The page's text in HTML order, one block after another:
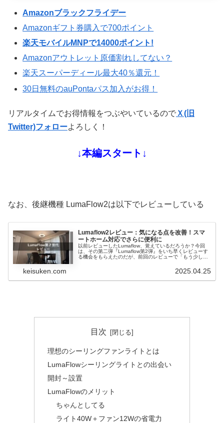
Amazonブラックフライデー
Amazonギフト券購入で700ポイント
楽天モバイルMNPで14000ポイント!
Amazonアウトレット原価割れしてない？
楽天スーパーディール最大40％還元！
30日無料のauPontaパス加入がお得！
リアルタイムでお得情報をつぶやいているので Ｘ(旧
Twitter)フォローよろしく！
↓本編スタート↓
なお、後継機種 LumaFlow2は以下でレビューしている
Lumaflow2レビュー：気になる点を改善！スマ
ートホーム対応でさらに便利に
以前レビューしたLumaflow、覚えているだろうか？今回
は、その第二弾『Lumaflow第2弾』をいち早くレビューす
る機会をもらえたのだが、前回のレビューで「もう少し明
keisuken.com 2025.04.25
目次
理想のシーリングファンライトとは
LumaFlowシーリングライトとの出会い
開封～設置
LumaFlowのメリット
ちゃんとしてる
ライト40W＋ファン12Wの省電力